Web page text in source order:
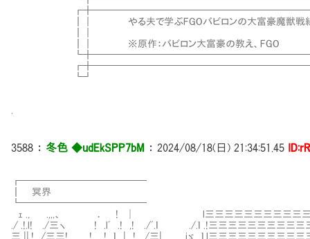
┃｜ やる夫で学ぶFGOバビロンの大富豪魔獣
┃｜ ※原作：バビロン大富豪の教え
┗┛
3588 ： 冬色 ◆udEkSPP7bM ： 2024/08/18(日) 21:34:51.45
┏━━━━━━━━━━━━━
┃ 冥界
┗━━━━━━━━━────
ｪ ., .,,,、 ． ! │ l三三三三三三三三三三三
./ .!.l! ./三ヽ ! .lﾞ .! ,! ./ﾞ.ｌ ./.ｌ .!三三三三三三三三
三 ||.! /三三! . ! .! ｌ | ! ./三| iゞ ｌ.l三三三三三三三三三